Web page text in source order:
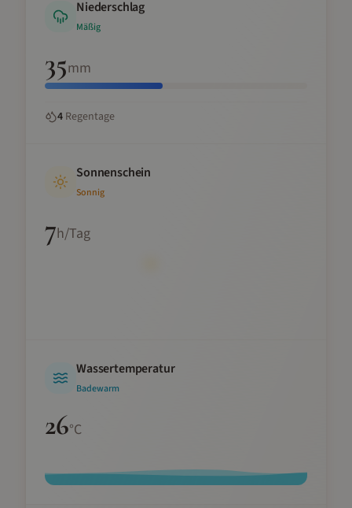
Niederschlag
Mäßig
35mm
4 Regentage
Sonnenschein
Sonnig
7h/Tag
Wassertemperatur
Badewarm
26°C